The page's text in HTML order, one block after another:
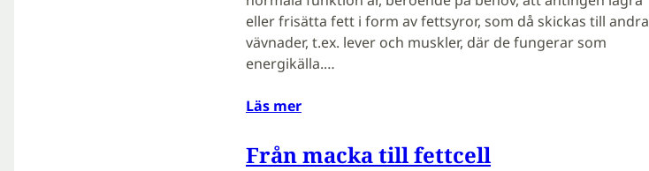
eller frisätta fett i form av fettsyror, som då skickas till andra
vävnader, t.ex. lever och muskler, där de fungerar som
energikälla.…
Läs mer
Från macka till fettcell